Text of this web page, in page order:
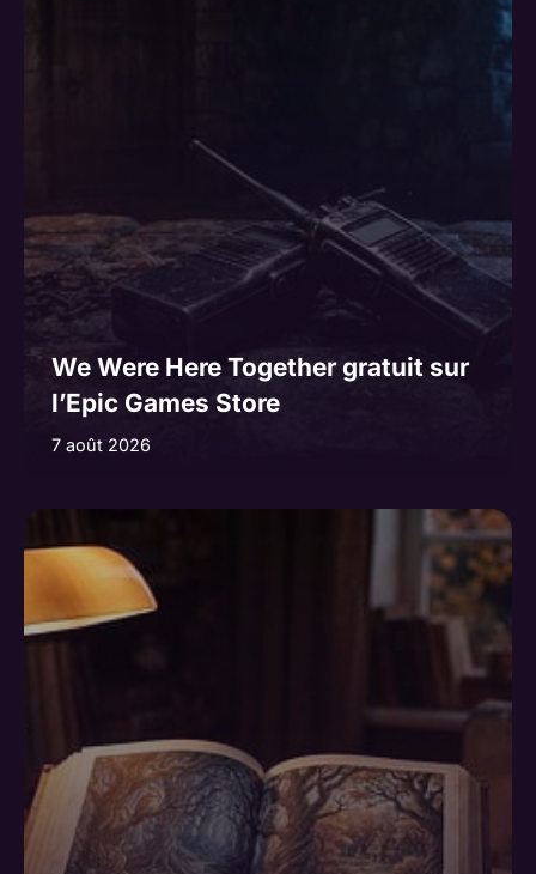
We Were Here Together gratuit sur
l’Epic Games Store
7 août 2026